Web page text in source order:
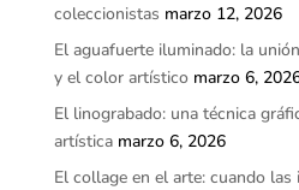
coleccionistas marzo 12, 2026
El aguafuerte iluminado: la
y el color artístico marzo 6,
El linograbado: una técnica
artística marzo 6, 2026
El collage en el arte: cuando las